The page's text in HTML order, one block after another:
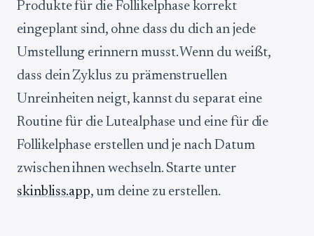
Produkte für die Follikelphase korrekt
eingeplant sind, ohne dass du dich an jede
Umstellung erinnern musst. Wenn du weißt,
dass dein Zyklus zu prämenstruellen
Unreinheiten neigt, kannst du separat eine
Routine für die Lutealphase und eine für die
Follikelphase erstellen und je nach Datum
zwischen ihnen wechseln. Starte unter
skinbliss.app, um deine zu erstellen.